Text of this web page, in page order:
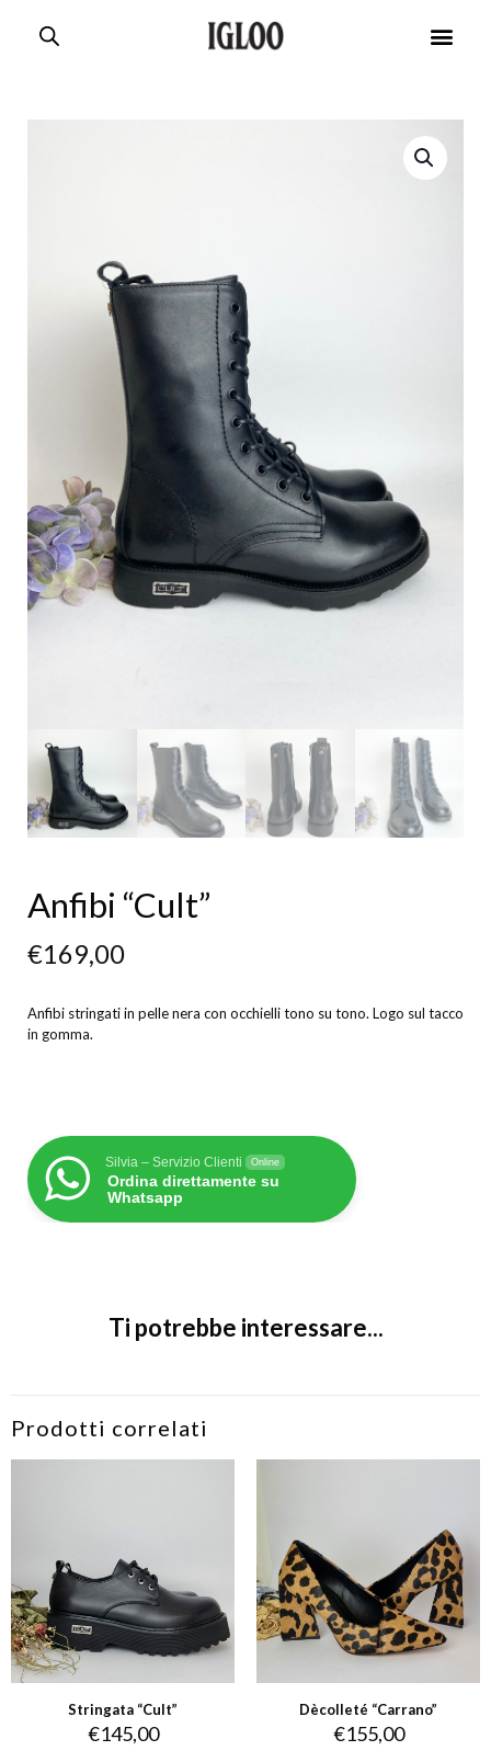
Anfibi “Cult”
€169,00
Anfibi stringati in pelle nera con occhielli tono su tono. Logo sul tacco
in gomma.
Silvia – Servizio Clienti Online
Ordina direttamente su
Whatsapp
Ti potrebbe interessare...
Prodotti correlati
Stringata “Cult”
€145,00
Dècolleté “Carrano”
€155,00